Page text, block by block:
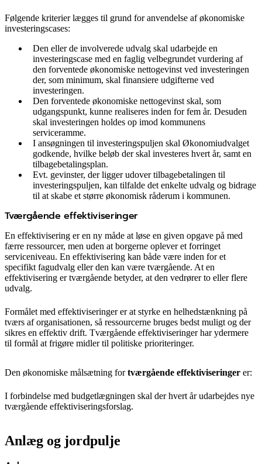
Følgende kriterier lægges til grund for anvendelse af økonomiske
investeringscases:
Den eller de involverede udvalg skal udarbejde en
investeringscase med en faglig velbegrundet vurdering af
den forventede økonomiske nettogevinst ved investeringen
der, som minimum, skal finansiere udgifterne ved
investeringen.
Den forventede økonomiske nettogevinst skal, som
udgangspunkt, kunne realiseres inden for fem år. Desuden
skal investeringen holdes op imod kommunens
serviceramme.
I ansøgningen til investeringspuljen skal Økonomiudvalget
godkende, hvilke beløb der skal investeres hvert år, samt en
tilbagebetalingsplan.
Evt. gevinster, der ligger udover tilbagebetalingen til
investeringspuljen, kan tilfalde det enkelte udvalg og bidrage
til at skabe et større økonomisk råderum i kommunen.
Tværgående effektiviseringer
En effektivisering er en ny måde at løse en given opgave på med
færre ressourcer, men uden at borgerne oplever et forringet
serviceniveau. En effektivisering kan både være inden for et
specifikt fagudvalg eller den kan være tværgående. At en
effektivisering er tværgående betyder, at den vedrører to eller flere
udvalg.
Formålet med effektiviseringer er at styrke en helhedstænkning på
tværs af organisationen, så ressourcerne bruges bedst muligt og der
sikres en effektiv drift. Tværgående effektiviseringer har ydermere
til formål at frigøre midler til politiske prioriteringer.
Den økonomiske målsætning fortværgående effektiviseringer er:
I forbindelse med budgetlægningen skal der hvert år udarbejdes nye
tværgående effektiviseringsforslag.
Anlæg og jordpulje